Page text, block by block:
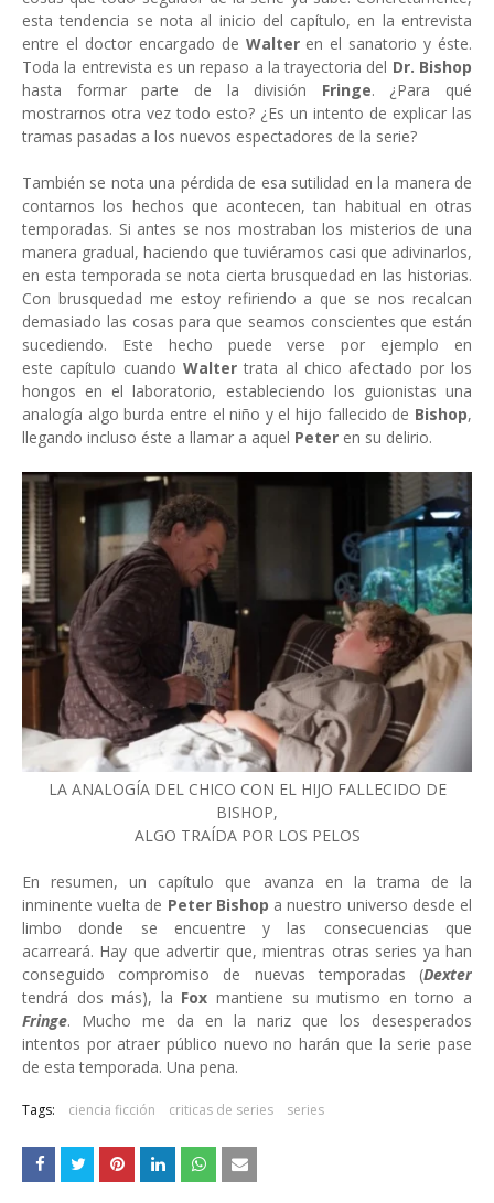
esta tendencia se nota al inicio del capítulo, en la entrevista
entre el doctor encargado de Walteren el sanatorio y éste.
Toda la entrevista es un repaso a la trayectoria del Dr. Bishop
hasta formar parte de la división Fringe. ¿Para qué
mostrarnos otra vez todo esto? ¿Es un intento de explicar las
tramas pasadas a los nuevos espectadores de la serie?
También se nota una pérdida de esa sutilidad en la manera de
contarnos los hechos que acontecen, tan habitual en otras
temporadas. Si antes se nos mostraban los misterios de una
manera gradual, haciendo que tuviéramos casi que adivinarlos,
en esta temporada se nota cierta brusquedad en las historias.
Con brusquedad me estoy refiriendo a que se nos recalcan
demasiado las cosas para que seamos conscientes que están
sucediendo. Este hecho puede verse por ejemplo en
este capítulo cuando Walter trata al chico afectado por los
hongos en el laboratorio, estableciendo los guionistas una
analogía algo burda entre el niño y el hijo fallecido de Bishop,
llegando incluso éste a llamar a aquel Peter en su delirio.
LA ANALOGÍA DEL CHICO CON EL HIJO FALLECIDO DE
BISHOP,
ALGO TRAÍDA POR LOS PELOS
En resumen, un capítulo que avanza en la trama de la
inminente vuelta de Peter Bishop a nuestro universo desde el
limbo donde se encuentre y las consecuencias que
acarreará. Hay que advertir que, mientras otras series ya han
conseguido compromiso de nuevas temporadas (Dexter
tendrá dos más), la Fox mantiene su mutismo en torno a
Fringe. Mucho me da en la nariz que los desesperados
intentos por atraer público nuevo no harán que la serie pase
de esta temporada. Una pena.
Tags: ciencia ficción criticas de series series